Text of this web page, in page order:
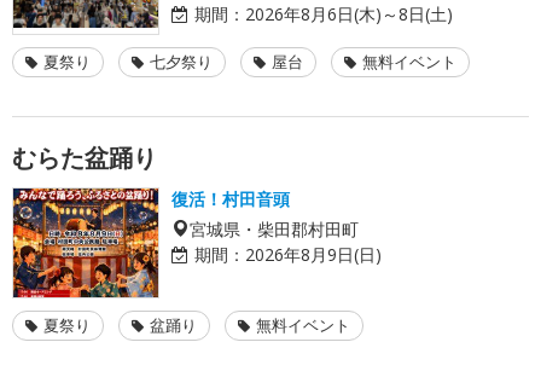
期間： 2026年8月6日(木)～8日(土)
夏祭り 七夕祭り 屋台 無料イベント
むらた盆踊り
復活！村田音頭
宮城県・柴田郡村田町
期間： 2026年8月9日(日)
夏祭り 盆踊り 無料イベント